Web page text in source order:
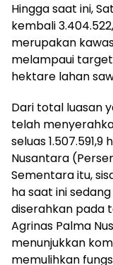
​Hingga saat ini,
kembali
merupakan
melampaui
hektare lahan
​Dari total luasan
telah
seluas
Nusantara
Sementara itu,
ha saat ini
diserahkan pada
Agrinas Palma
menunjukkan
memulihkan